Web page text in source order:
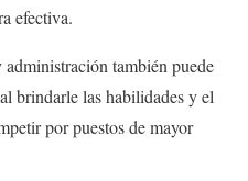
efectiva.
también puede
brindarle las habilidades y el
por puestos de mayor